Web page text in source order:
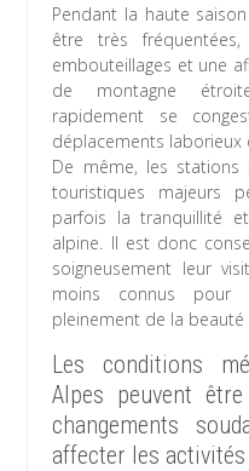
Pendant la haute
être très
embouteillages et une
de montagne
rapidement se
déplacements laborieux
De même, les
touristiques majeurs
parfois la tranquillité et
alpine. Il est donc
soigneusement leur
moins connus
pleinement de la beauté
Les conditions
Alpes peuvent
changements
affecter les